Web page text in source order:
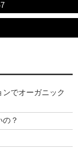
ンでオーガニック
？